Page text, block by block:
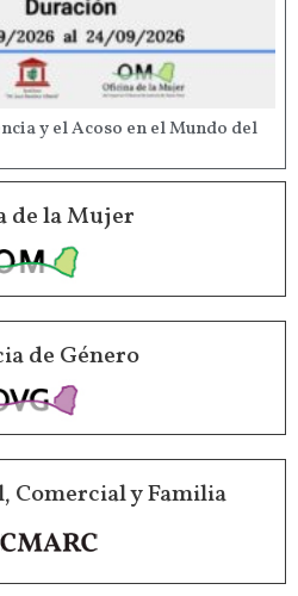
y el Acoso en el Mundo del
de la Mujer
de Género
Comercial y Familia